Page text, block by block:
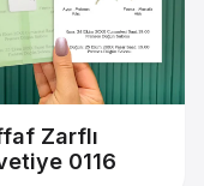
Zarflı
0116